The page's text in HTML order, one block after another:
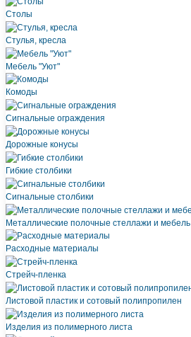
Столы
Стулья, кресла
Мебель "Уют"
Комоды
Сигнальные ограждения
Дорожные конусы
Гибкие столбики
Сигнальные столбики
Металлические полочные стеллажи и мебель
Расходные материалы
Стрейч-пленка
Листовой пластик и сотовый полипропилен
Изделия из полимерного листа